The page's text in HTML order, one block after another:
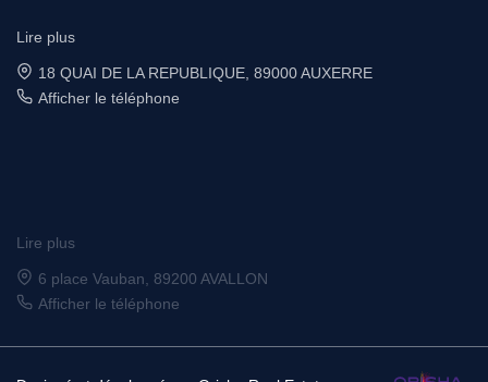
Lire plus
6 place Vauban, 89200 AVALLON
Afficher le téléphone